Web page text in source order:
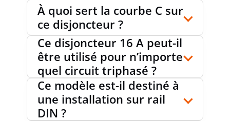
À quoi sert la courbe C sur
ce disjoncteur ?
Ce disjoncteur 16 A peut-il
être utilisé pour n’importe
quel circuit triphasé ?
Ce modèle est-il destiné à
une installation sur rail
DIN ?